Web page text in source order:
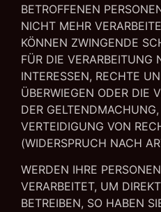
BETROFFENEN
NICHT MEHR
KÖNNEN ZWINGENDE
FÜR DIE VERARBEITUNG
INTERESSEN, RECHTE
ÜBERWIEGEN ODER DIE
DER
VERTEIDIGUNG VON
(WIDERSPRUCH NACH
WERDEN IHRE
VERARBEITET, UM
BETREIBEN, SO HABEN